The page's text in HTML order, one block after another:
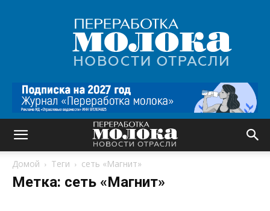
Переработка
молока
|
Новости
Домой Теги сеть «Магнит»
Метка: сеть «Магнит»